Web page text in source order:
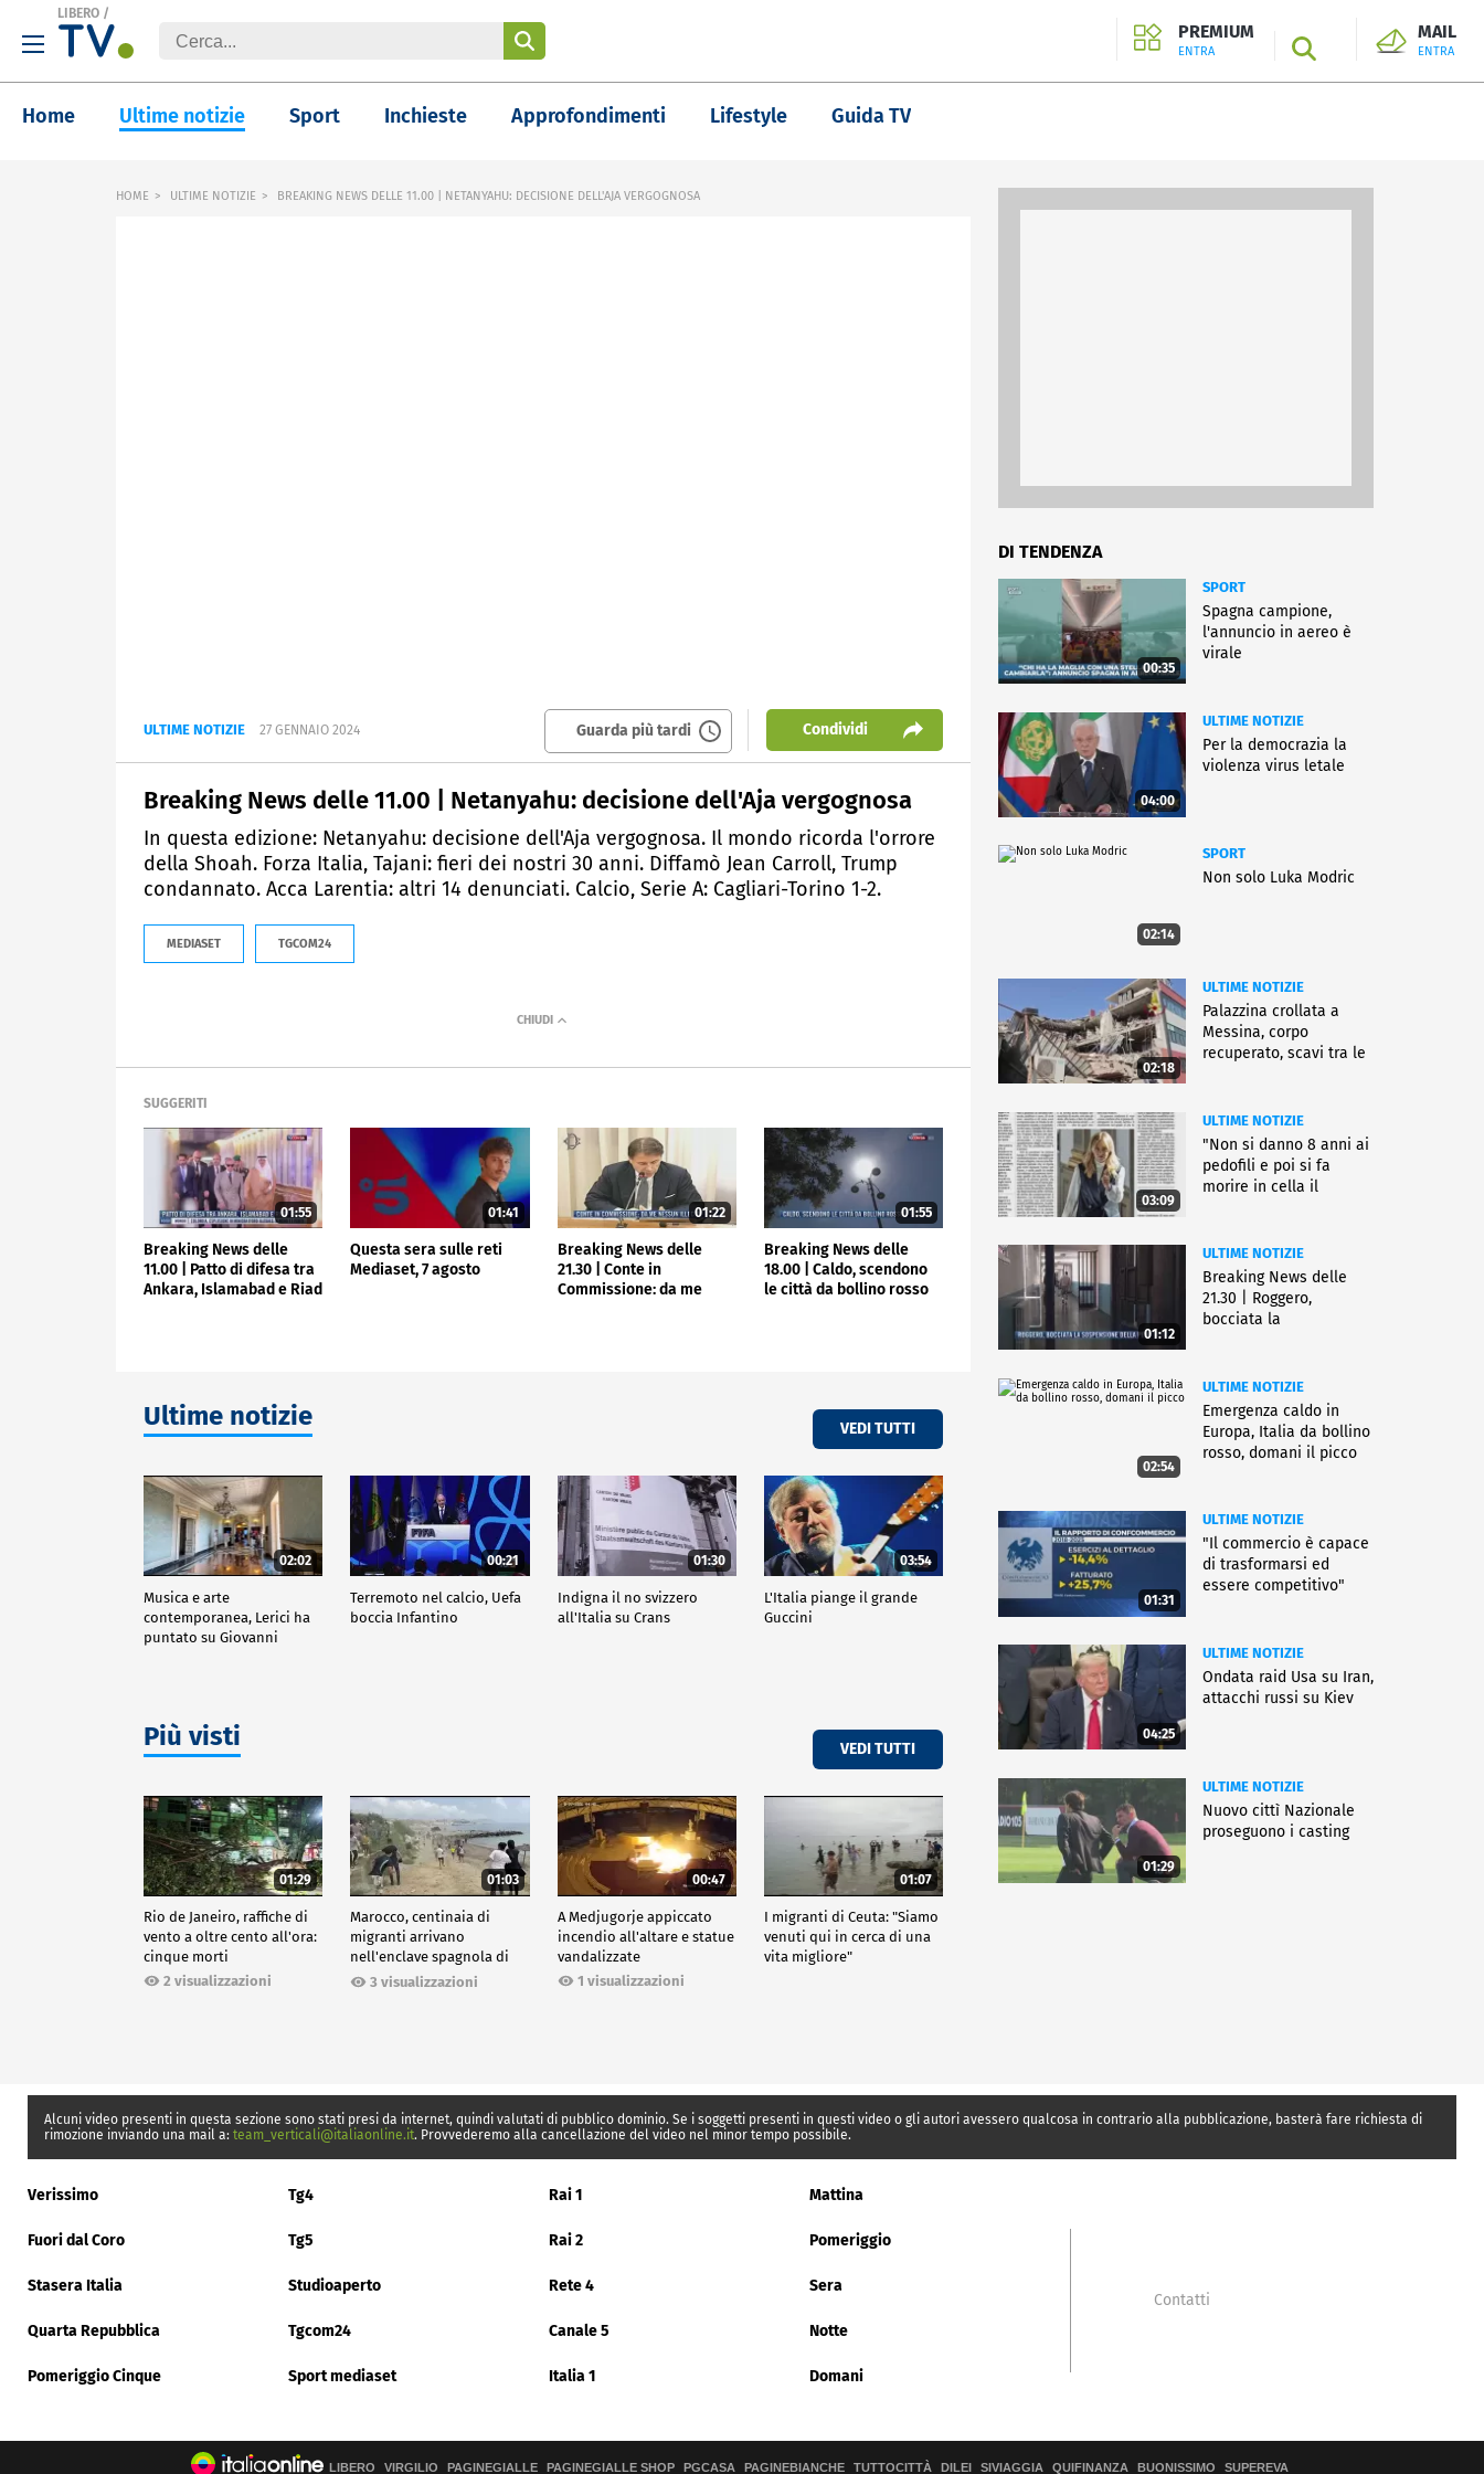
LIBERO /
PREMIUM
ENTRA SEARCH
MAIL
ENTRA
Home Ultime notizie Sport Inchieste Approfondimenti Lifestyle Guida TV
HOME ULTIME NOTIZIE BREAKING NEWS DELLE 11.00 | NETANYAHU: DECISIONE DELL'AJA VERGOGNOSA
ULTIME NOTIZIE 27 GENNAIO 2024 Guarda più tardi Condividi
Breaking News delle 11.00 | Netanyahu: decisione dell'Aja vergognosa
In questa edizione: Netanyahu: decisione dell'Aja vergognosa. Il mondo ricorda l'orrore
della Shoah. Forza Italia, Tajani: fieri dei nostri 30 anni. Diffamò Jean Carroll, Trump
condannato. Acca Larentia: altri 14 denunciati. Calcio, Serie A: Cagliari-Torino 1-2.
MEDIASET TGCOM24
SUGGERITI
01:55
Breaking News delle
11.00 | Patto di difesa tra
Ankara, Islamabad e Riad
01:41
Questa sera sulle reti
Mediaset, 7 agosto
01:22
Breaking News delle
21.30 | Conte in
Commissione: da me
01:55
Breaking News delle
18.00 | Caldo, scendono
le città da bollino rosso
Ultime notizie VEDI TUTTI
02:02
Musica e arte
contemporanea, Lerici ha
puntato su Giovanni
00:21
Terremoto nel calcio, Uefa
boccia Infantino
01:30
Indigna il no svizzero
all'Italia su Crans
03:54
L'Italia piange il grande
Guccini
Più visti VEDI TUTTI
01:29
Rio de Janeiro, raffiche di
vento a oltre cento all'ora:
cinque morti
2 visualizzazioni
01:03
Marocco, centinaia di
migranti arrivano
nell'enclave spagnola di
Ceuta3 visualizzazioni
00:47
A Medjugorje appiccato
incendio all'altare e statue
vandalizzate
1 visualizzazioni
01:07
I migranti di Ceuta: "Siamo
venuti qui in cerca di una
vita migliore"
DI TENDENZA
00:35
SPORT
Spagna campione,
l'annuncio in aereo è
virale
04:00
ULTIME NOTIZIE
Per la democrazia la
violenza virus letale
02:14
SPORT
Non solo Luka Modric
02:18
ULTIME NOTIZIE
Palazzina crollata a
Messina, corpo
recuperato, scavi tra le
03:09
ULTIME NOTIZIE
"Non si danno 8 anni ai
pedofili e poi si fa
morire in cella il
01:12
ULTIME NOTIZIE
Breaking News delle
21.30 | Roggero,
bocciata la
02:54
ULTIME NOTIZIE
Emergenza caldo in
Europa, Italia da bollino
rosso, domani il picco
01:31
ULTIME NOTIZIE
"Il commercio è capace
di trasformarsi ed
essere competitivo"
04:25
ULTIME NOTIZIE
Ondata raid Usa su Iran,
attacchi russi su Kiev
01:29
ULTIME NOTIZIE
Nuovo cittì Nazionale
proseguono i casting
Alcuni video presenti in questa sezione sono stati presi da internet, quindi valutati di pubblico dominio. Se i soggetti presenti in questi video o gli autori avessero qualcosa in contrario alla pubblicazione, basterà fare richiesta di
rimozione inviando una mail a: team_verticali@italiaonline.it. Provvederemo alla cancellazione del video nel minor tempo possibile.
Verissimo Tg4 Rai 1 Mattina
Fuori dal Coro Tg5 Rai 2 Pomeriggio
Stasera Italia Studioaperto Rete 4 Sera
Quarta Repubblica Tgcom24 Canale 5 Notte
Pomeriggio Cinque Sport mediaset Italia 1 Domani
Contatti
LIBERO VIRGILIO PAGINEGIALLE PAGINEGIALLE SHOP PGCASA PAGINEBIANCHE TUTTOCITTÀ DILEI SIVIAGGIA QUIFINANZA BUONISSIMO SUPEREVA